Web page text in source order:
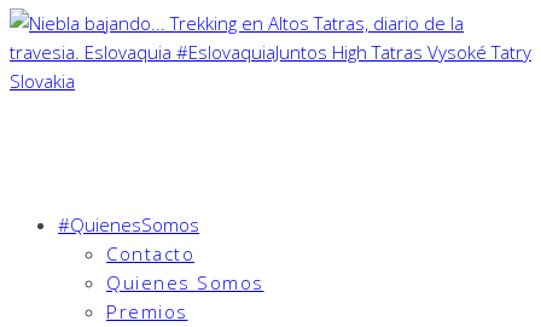
#QuienesSomos
Contacto
Quienes Somos
Premios